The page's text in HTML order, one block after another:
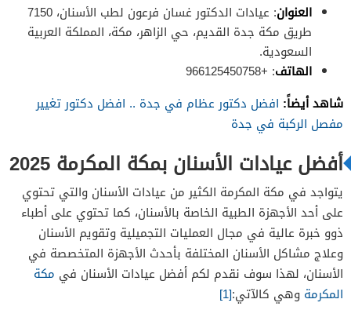
العنوان
: عيادات الدكتور غسان فرعون لطب الأسنان، 7150
طريق مكة جدة القديم، حي الزاهر، مكة، المملكة العربية
السعودية.
الهاتف: +966125450758
شاهد أيضاً: افضل دكتور عظام في جدة .. افضل دكتور تغيير
مفصل الركبة في جدة
أفضل عيادات الأسنان بمكة المكرمة 2025
يتواجد في مكة المكرمة الكثير من عيادات الأسنان والتي تحتوي
على أحد الأجهزة الطبية الخاصة بالأسنان، كما تحتوي على أطباء
ذوو خبرة عالية في مجال العمليات التجميلية وتقويم الأسنان
وعلاج مشاكل الأسنان المختلفة بأحدث الأجهزة المتخصصة في
الأسنان، لهذا سوف نقدم لكم أفضل عيادات الأسنان في مكة
المكرمة وهي كالآتي:[1]